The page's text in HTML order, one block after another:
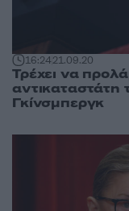
16:2421.09.20
Τρέχει να
αντικαταστάτη
Γκίνσμπεργκ